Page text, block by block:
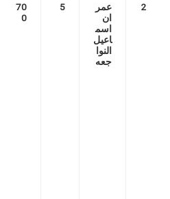
2
عمر
ان
اسم
اعيل
النوا
جعه
5
70
0